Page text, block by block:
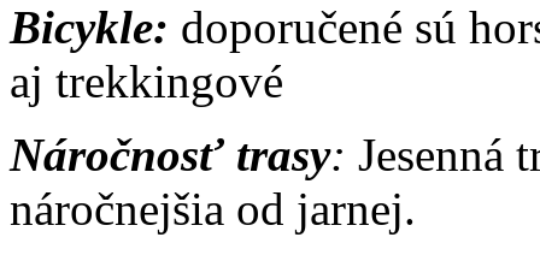
Bicykle: doporučené sú
aj trekkingové
Náročnosť trasy: Jesenná
náročnejšia od jarnej.